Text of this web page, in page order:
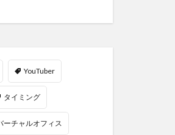
YouTuber
タイミング
ーチャルオフィス